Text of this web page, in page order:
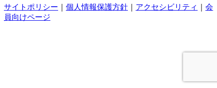
サイトポリシー 個人情報保護方針 アクセシビリティ
会
員向けページ